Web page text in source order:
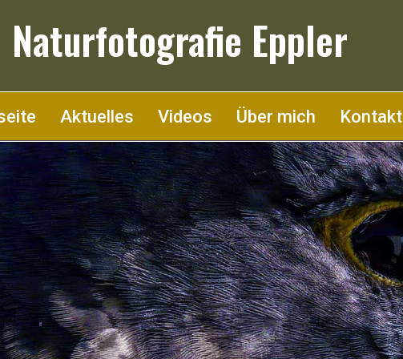
Naturfotografie Eppler
Aktuelles Videos Über mich Kontakt